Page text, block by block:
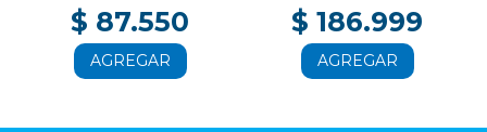
$ 87.550
AGREGAR
$ 186.999
AGREGAR